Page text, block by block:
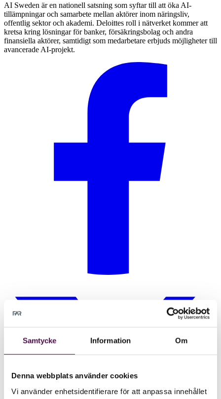
Samtycke Information Om
Denna webbplats använder cookies
Vi använder enhetsidentifierare för att anpassa innehållet
AI Sweden är en nationell satsning som syftar till att öka AI-
tillämpningar och samarbete mellan aktörer inom näringsliv,
offentlig sektor och akademi. Deloittes roll i nätverket kommer att
kretsa kring lösningar för banker, försäkringsbolag och andra
finansiella aktörer, samtidigt som medarbetare erbjuds möjligheter till
avancerade AI-projekt.